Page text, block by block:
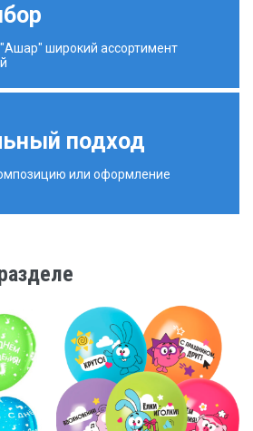
широкий ассортимент
подход
или оформление